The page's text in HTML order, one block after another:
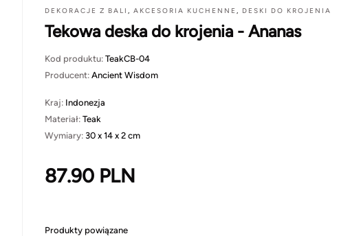
DEKORACJE Z BALI , AKCESORIA KUCHENNE , DESKI DO KROJENIA
Tekowa deska do krojenia - Ananas
Kod produktu: TeakCB-04
Producent: Ancient Wisdom
Kraj: Indonezja
Materiał: Teak
Wymiary: 30 x 14 x 2 cm
87.90 PLN
Produkty powiązane